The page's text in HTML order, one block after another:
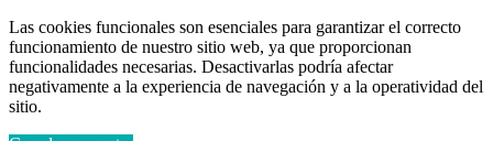
Las cookies funcionales son esenciales para garantizar el correcto
funcionamiento de nuestro sitio web, ya que proporcionan
funcionalidades necesarias. Desactivarlas podría afectar
negativamente a la experiencia de navegación y a la operatividad del
sitio.